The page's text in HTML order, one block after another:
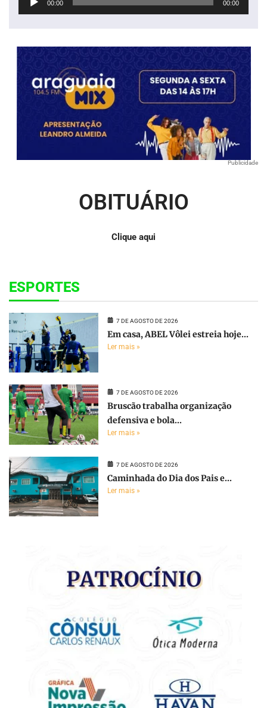
00:00 00:00
Publicidade
OBITUÁRIO
Clique aqui
ESPORTES
7 DE AGOSTO DE 2026
Em casa, ABEL Vôlei estreia hoje...
Ler mais »
7 DE AGOSTO DE 2026
Bruscão trabalha organização
defensiva e bola...
Ler mais »
7 DE AGOSTO DE 2026
Caminhada do Dia dos Pais e...
Ler mais »